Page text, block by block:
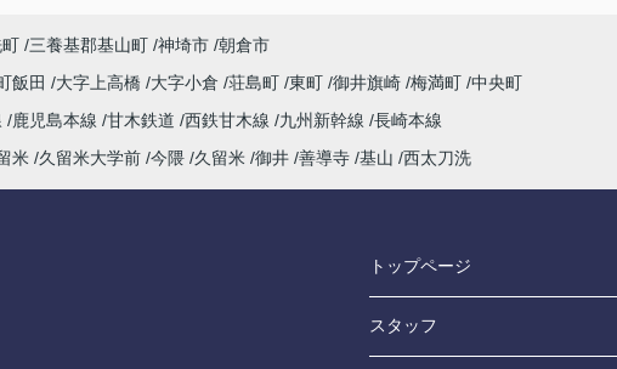
三養基郡基山町 神埼市 朝倉市
飯田 大字上高橋 大字小倉 荘島町 東町 御井旗崎 梅満町 中央町
鹿児島本線 甘木鉄道 西鉄甘木線 九州新幹線 長崎本線
米 久留米大学前 今隈 久留米 御井 善導寺 基山 西太刀洗
トップページ
スタッフ